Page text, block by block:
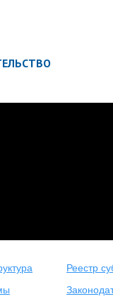
Реестр